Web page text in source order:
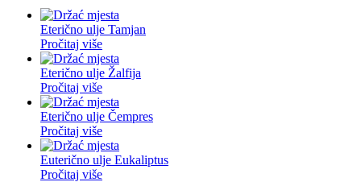
Eterično ulje Tamjan
Pročitaj više
Eterično ulje Žalfija
Pročitaj više
Eterično ulje Čempres
Pročitaj više
Euterično ulje Eukaliptus
Pročitaj više